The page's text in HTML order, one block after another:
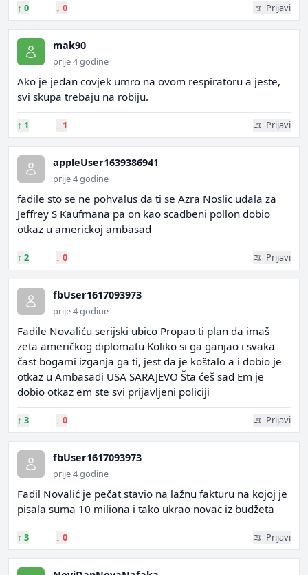
↑ 0 ↓ 0 Prijavi
mak90
prije 4 godine
Ako je jedan covjek umro na ovom respiratoru a jeste,
svi skupa trebaju na robiju.
↑ 1 ↓ 1 Prijavi
appleUser1639386941
prije 4 godine
fadile sto se ne pohvalus da ti se Azra Noslic udala za
Jeffrey S Kaufmana pa on kao scadbeni pollon dobio
otkaz u americkoj ambasad
↑ 2 ↓ 0 Prijavi
fbUser1617093973
prije 4 godine
Fadile Novaliću serijski ubico Propao ti plan da imaš
zeta američkog diplomatu Koliko si ga ganjao i svaka
čast bogami izganja ga ti, jest da je koštalo a i dobio je
otkaz u Ambasadi USA SARAJEVO Šta ćeš sad Em je
dobio otkaz em ste svi prijavljeni policiji
↑ 3 ↓ 0 Prijavi
fbUser1617093973
prije 4 godine
Fadil Novalić je pečat stavio na lažnu fakturu na kojoj je
pisala suma 10 miliona i tako ukrao novac iz budžeta
↑ 3 ↓ 0 Prijavi